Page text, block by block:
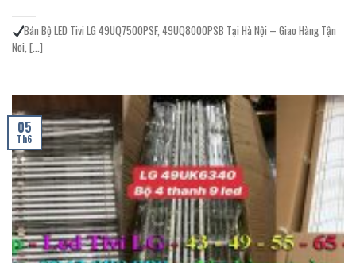
Bán Bộ LED Tivi LG 49UQ7500PSF, 49UQ8000PSB Tại Hà Nội – Giao Hàng Tận
Nơi, [...]
05
Th6